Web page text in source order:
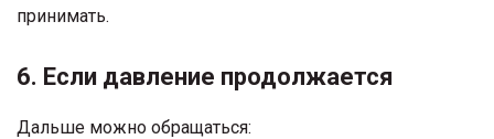
принимать.
6. Если давление продолжается
Дальше можно обращаться: